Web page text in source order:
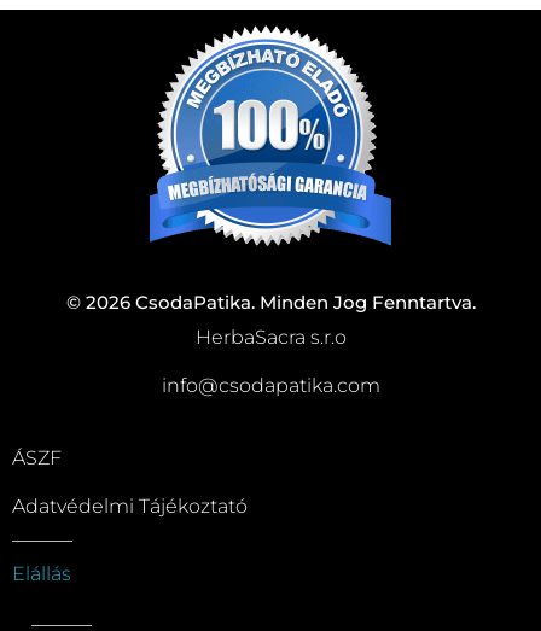
© 2026 CsodaPatika. Minden Jog Fenntartva.
HerbaSacra s.r.o
info@csodapatika.com
ÁSZF
Adatvédelmi Tájékoztató
Elállás